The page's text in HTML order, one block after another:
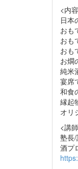
<内
日本
おも
おも
おも
お燗
純米
宴席
和食
縁起
オリ
<講
塾長
酒プ